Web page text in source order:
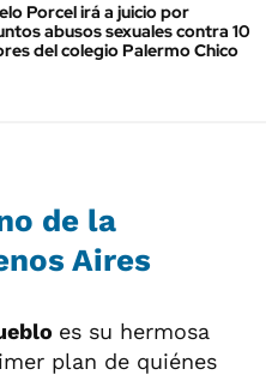
Porcel irá a juicio por
abusos sexuales contra 10
del colegio Palermo Chico
de la
Aires
es su hermosa
plan de quiénes